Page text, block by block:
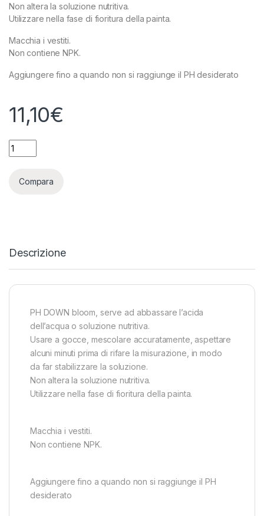
Non altera la soluzione nutritiva.
Utilizzare nella fase di fioritura della painta.
Macchia i vestiti.
Non contiene NPK.
Aggiungere fino a quando non si raggiunge il PH desiderato
11,10€
ADVANCED HYDROPONICS - PH- DOWN BLOOM - 1L quantity
Compara
Descrizione
PH DOWN bloom, serve ad abbassare l’acida
dell’acqua o soluzione nutritiva.
Usare a gocce, mescolare accuratamente, aspettare
alcuni minuti prima di rifare la misurazione, in modo
da far stabilizzare la soluzione.
Non altera la soluzione nutritiva.
Utilizzare nella fase di fioritura della painta.
Macchia i vestiti.
Non contiene NPK.
Aggiungere fino a quando non si raggiunge il PH
desiderato